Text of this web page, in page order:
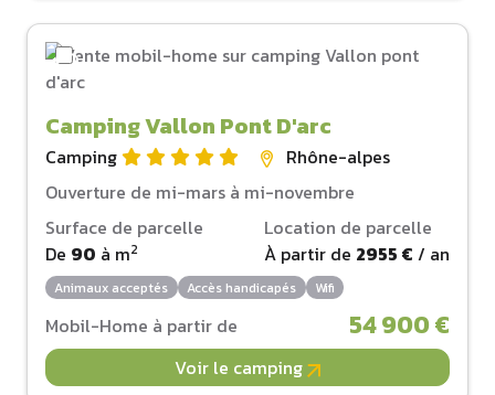
Camping Vallon Pont D'arc
Camping
Rhône-alpes
Ouverture de mi-mars à mi-novembre
Surface de parcelle
De 90 à m2
Location de parcelle
À partir de 2955 € / an
Animaux acceptés Accès handicapés Wifi
Mobil-Home à partir de 54 900 €
Voir le camping